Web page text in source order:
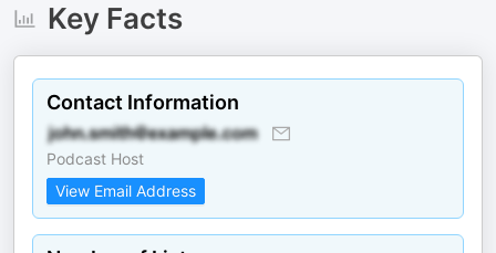
Key Facts
Contact Information
Podcast Host
View Email Address